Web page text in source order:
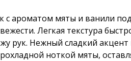
с ароматом мяты и ванили
Легкая текстура
рук. Нежный сладкий
ноткой мяты,